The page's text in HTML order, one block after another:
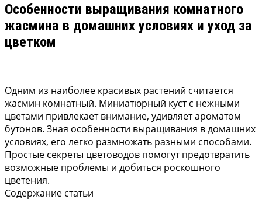
Особенности выращивания комнатного
жасмина в домашних условиях и уход за
цветком
Одним из наиболее красивых растений считается
жасмин комнатный. Миниатюрный куст с нежными
цветами привлекает внимание, удивляет ароматом
бутонов. Зная особенности выращивания в домашних
условиях, его легко размножать разными способами.
Простые секреты цветоводов помогут предотвратить
возможные проблемы и добиться роскошного
цветения.
Содержание статьи